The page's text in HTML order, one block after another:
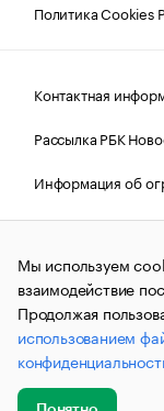
Политика Cookies
Контактная
Рассылка РБК
Информация об
Правовая
© АО
и материалы
связи,
коммуникаций
№ФС77-63848)
публикации могут
не
Мы используем
взаимодействие
Продолжая
использованием